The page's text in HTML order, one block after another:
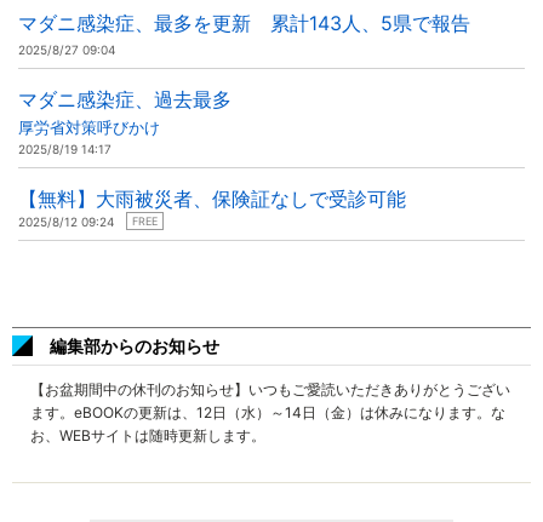
マダニ感染症、最多を更新 累計143人、5県で報告
2025/8/27 09:04
マダニ感染症、過去最多
厚労省対策呼びかけ
2025/8/19 14:17
【無料】大雨被災者、保険証なしで受診可能
2025/8/12 09:24 FREE
編集部からのお知らせ
【お盆期間中の休刊のお知らせ】いつもご愛読いただきありがとうござい
ます。eBOOKの更新は、12日（水）～14日（金）は休みになります。な
お、WEBサイトは随時更新します。